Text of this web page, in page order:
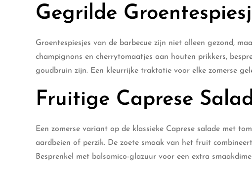
Gegrilde
Groentespiesjes van de barbecue zijn niet alleen gezond,
champignons en cherrytomaatjes aan houten prikkers,
goudbruin zijn. Een kleurrijke traktatie voor elke zomerse
Fruitige Caprese
Een zomerse variant op de klassieke Caprese salade met
aardbeien of perzik. De zoete smaak van het fruit
Besprenkel met balsamico-glazuur voor een extra